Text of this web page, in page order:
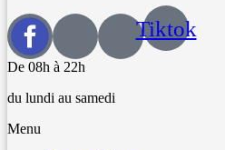
Tiktok
De 08h à 22h
du lundi au samedi
Menu